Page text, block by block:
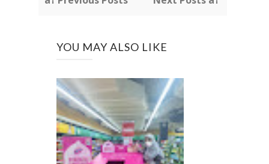
YOU MAY ALSO LIKE